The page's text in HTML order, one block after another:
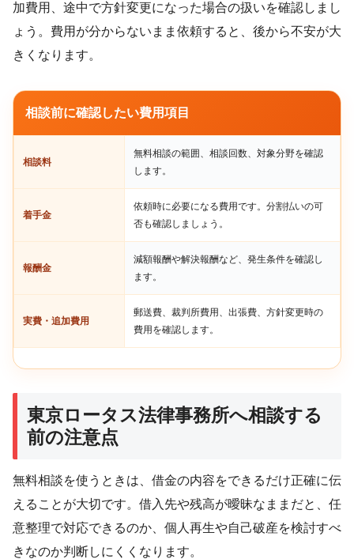
加費用、途中で方針変更になった場合の扱いを確認しまし
ょう。費用が分からないまま依頼すると、後から不安が大
きくなります。
相談前に確認したい費用項目
相談料
無料相談の範囲、相談回数、対象分野を確認
します。
着手金
依頼時に必要になる費用です。分割払いの可
否も確認しましょう。
報酬金
減額報酬や解決報酬など、発生条件を確認し
ます。
実費・追加費用
郵送費、裁判所費用、出張費、方針変更時の
費用を確認します。
東京ロータス法律事務所へ相談する
前の注意点
無料相談を使うときは、借金の内容をできるだけ正確に伝
えることが大切です。借入先や残高が曖昧なままだと、任
意整理で対応できるのか、個人再生や自己破産を検討すべ
きなのか判断しにくくなります。